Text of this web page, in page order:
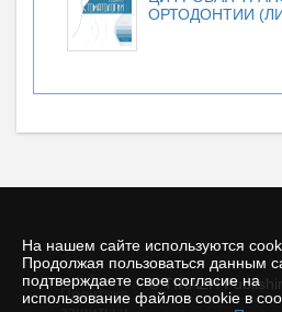
На нашем сайте используются
Продолжая пользоваться данным
подтверждаете свое согласие на
использование файлов cookie в
ОРТОДОНТИИ
© TIRAZH
Политика